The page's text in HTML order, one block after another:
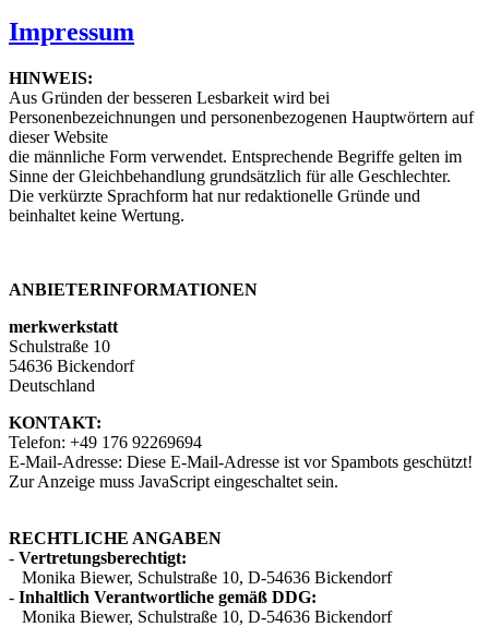
Impressum
HINWEIS:
Aus Gründen der besseren Lesbarkeit wird bei
Personenbezeichnungen und personenbezogenen Hauptwörtern auf
dieser Website
die männliche Form verwendet. Entsprechende Begriffe gelten im
Sinne der Gleichbehandlung grundsätzlich für alle Geschlechter.
Die verkürzte Sprachform hat nur redaktionelle Gründe und
beinhaltet keine Wertung.
ANBIETERINFORMATIONEN
merkwerkstatt
Schulstraße 10
54636 Bickendorf
Deutschland
KONTAKT:
Telefon: +49 176 92269694
E-Mail-Adresse: Diese E-Mail-Adresse ist vor Spambots geschützt!
Zur Anzeige muss JavaScript eingeschaltet sein.
RECHTLICHE ANGABEN
- Vertretungsberechtigt:
Monika Biewer, Schulstraße 10, D-54636 Bickendorf
- Inhaltlich Verantwortliche gemäß DDG:
Monika Biewer, Schulstraße 10, D-54636 Bickendorf